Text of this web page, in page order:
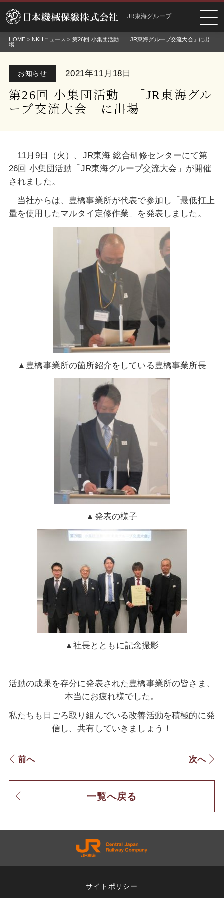
JR東海グループ
HOME > NKHニュース > 第26回 小集団活動 「JR東海グループ交流大会」に出
場
お知らせ 2021年11月18日
第26回 小集団活動 「JR東海グル
ープ交流大会」に出場
11月9日（火）、JR東海 総合研修センターにて第
26回 小集団活動「JR東海グループ交流大会」が開催
されました。
当社からは、豊橋事業所が代表で参加し「最低扛上
量を使用したマルタイ定修作業」を発表しました。
▲豊橋事業所の箇所紹介をしている豊橋事業所長
▲発表の様子
▲社長とともに記念撮影
活動の成果を存分に発表された豊橋事業所の皆さま、
本当にお疲れ様でした。
私たちも日ごろ取り組んでいる改善活動を積極的に発
信し、共有していきましょう！
前へ 次へ
一覧へ戻る
サイトポリシー